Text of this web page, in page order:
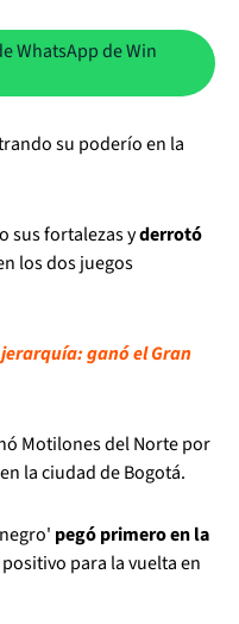
WhatsApp de Win
su poderío en la
sus fortalezas yderrotó
los dos juegos
ganó el Gran
Motilones del Norte por
en la ciudad de Bogotá.
pegó primero en la
para la vuelta en